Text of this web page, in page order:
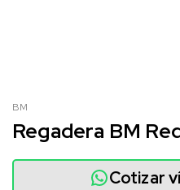
BM
Regadera BM
Cotizar